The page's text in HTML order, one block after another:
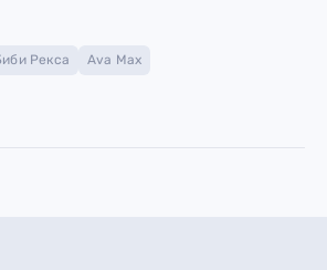
Рекса Ava Max